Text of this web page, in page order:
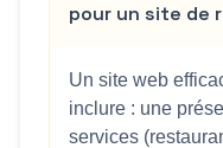
pour un site de
Un site web
inclure : une
services